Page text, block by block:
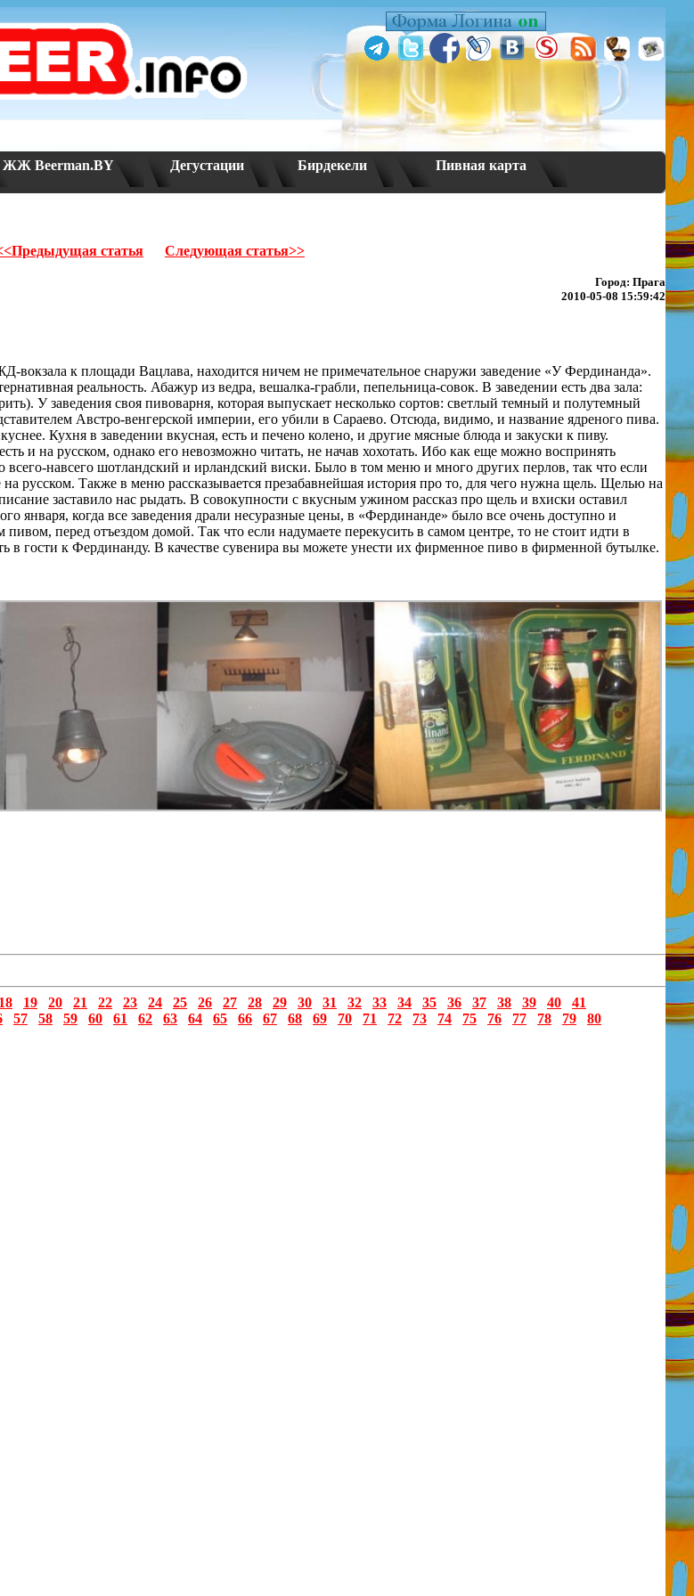
ЖЖ Beerman.BY Дегустации Бирдекели Пивная карта
статья Следующая статья>>
Город: Прага
2010-05-08 15:59:42
вокзала к площади Вацлава, находится ничем не примечательное снаружи заведение «У Фердинанда».
реальность. Абажур из ведра, вешалка-грабли, пепельница-совок. В заведении есть два зала:
У заведения своя пивоварня, которая выпускает несколько сортов: светлый темный и полутемный
Австро-венгерской империи, его убили в Сараево. Отсюда, видимо, и название ядреного пива.
Кухня в заведении вкусная, есть и печено колено, и другие мясные блюда и закуски к пиву.
и на русском, однако его невозможно читать, не начав хохотать. Ибо как еще можно воспринять
всего-навсего шотландский и ирландский виски. Было в том меню и много других перлов, так что если
русском. Также в меню рассказывается презабавнейшая история про то, для чего нужна щель. Щелью на
заставило нас рыдать. В совокупности с вкусным ужином рассказ про щель и вхиски оставил
января, когда все заведения драли несуразные цены, в «Фердинанде» было все очень доступно и
перед отъездом домой. Так что если надумаете перекусить в самом центре, то не стоит идти в
в гости к Фердинанду. В качестве сувенира вы можете унести их фирменное пиво в фирменной бутылке.
18 19 20 21 22 23 24 25 26 27 28 29 30 31 32 33 34 35 36 37 38 39 40
41
57 58 59 60 61 62 63 64 65 66 67 68 69 70 71 72 73 74 75 76 77 78 79 80